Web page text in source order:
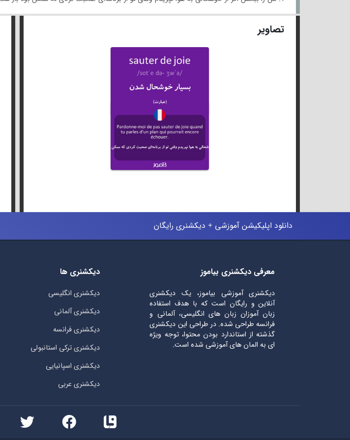
تصاویر
دانلود اپلیکیشن آموزشی + دیکشنری رایگان
معرفی دیکشنری بیاموز
دیکشنری آموزشی بیاموز، یک دیکشنری
آنلاین و رایگان است که با هدف استفاده
زبان آموزان زبان های انگلیسی، آلمانی و
فرانسه طراحی شده. در طراحی این دیکشنری
گذشته از استاندارد بودن محتوا، توجه ویژه
ای به المان های آموزشی شده است.
دیکشنری ها
دیکشنری انگلیسی
دیکشنری آلمانی
دیکشنری فرانسه
دیکشنری ترکی استانبولی
دیکشنری اسپانیایی
دیکشنری عربی